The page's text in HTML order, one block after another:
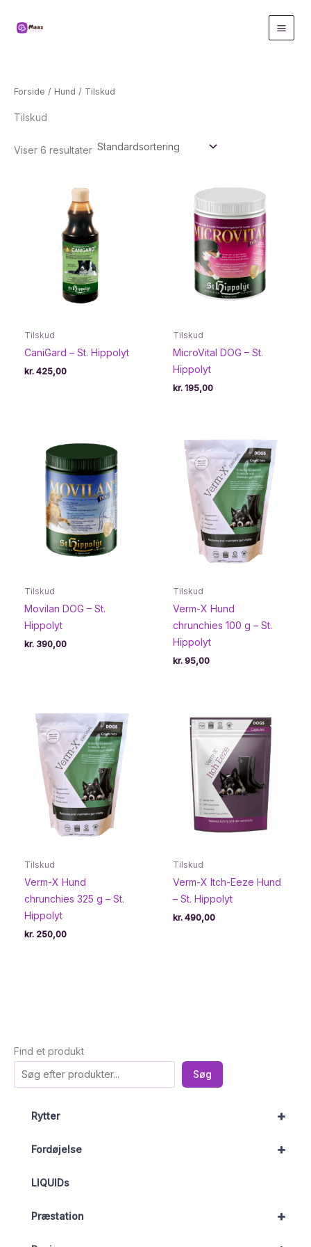
Find et produkt
Søg
+
Rytter
+
Fordøjelse
LIQUIDs
+
Præstation
Forside / Hund / Tilskud
Tilskud
Viser 6 resultater
Tilskud
CaniGard – St. Hippolyt
kr. 425,00
Tilskud
MicroVital DOG – St.
Hippolyt
kr. 195,00
Tilskud
Movilan DOG – St.
Hippolyt
kr. 390,00
Tilskud
Verm-X Hund
chrunchies 100 g – St.
Hippolyt
kr. 95,00
Tilskud
Verm-X Hund
chrunchies 325 g – St.
Hippolyt
kr. 250,00
Tilskud
Verm-X Itch-Eeze Hund
– St. Hippolyt
kr. 490,00